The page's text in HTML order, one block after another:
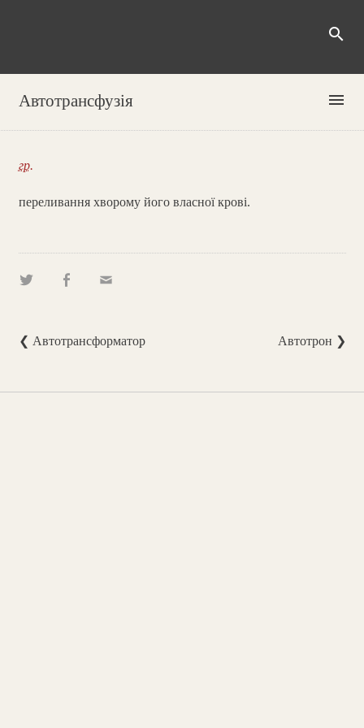
search
Автотрансфузія menu
гр.
переливання хворому його власної крові.
❮ Автотрансформатор Автотрон ❯